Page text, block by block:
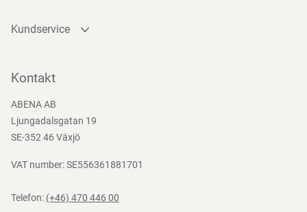
Kundservice
Bli kund
Nedladdningar
Kontakt
ABENA AB
Ljungadalsgatan 19
SE-352 46 Växjö
VAT number: SE556361881701
Telefon: (+46) 470 446 00